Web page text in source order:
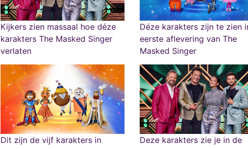
Kijkers zien massaal hoe déze
karakters The Masked Singer
verlaten
Déze karakters zijn te zien
eerste aflevering van The
Masked Singer
Dit zijn de vijf karakters in
Deze karakters zie je in de